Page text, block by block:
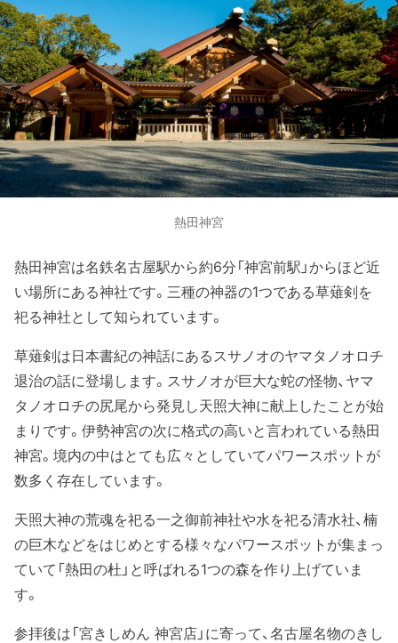
熱田神宮
熱田神宮は名鉄名古屋駅から約6分「神宮前駅」からほど近
い場所にある神社です。三種の神器の1つである草薙剣を
祀る神社として知られています。
草薙剣は日本書紀の神話にあるスサノオのヤマタノオロチ
退治の話に登場します。スサノオが巨大な蛇の怪物、ヤマ
タノオロチの尻尾から発見し天照大神に献上したことが始
まりです。伊勢神宮の次に格式の高いと言われている熱田
神宮。境内の中はとても広々としていてパワースポットが
数多く存在しています。
天照大神の荒魂を祀る一之御前神社や水を祀る清水社、楠
の巨木などをはじめとする様々なパワースポットが集まっ
ていて「熱田の杜」と呼ばれる1つの森を作り上げていま
す。
参拝後は「宮きしめん 神宮店」に寄って、名古屋名物のきし